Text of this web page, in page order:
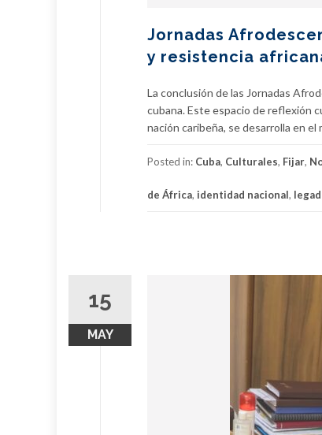
Jornadas
y resistencia
La conclusión de las Jornadas
cubana. Este espacio de reflexión
nación caribeña, se desarrolla en
Posted in: Cuba, Culturales, Fijar,
de África, identidad nacional,
15
MAY